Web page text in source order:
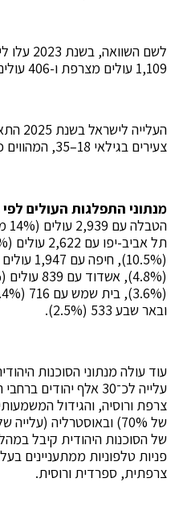
1,109 עולים מצרפת ו-406 עולים מבריטניה.
העלייה
צעירים בגילאי 18–35, המהווים כשליש מכלל העולים.
מנתוני התפלגות העולים לפי
ובאר שבע 533 (2.5%).
עוד עולה מנתוני הסוכנות
עלייה לכ־30 אלף
צרפת ורוסיה, והגידול
פניות טלפוניות ממתעניינים
צרפתית, ספרדית ורוסית.